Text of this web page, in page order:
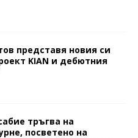
представя новия си
KIAN и дебютния
тръгва на
посветено на